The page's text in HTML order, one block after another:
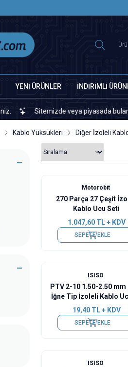
YENİ ÜRÜNLER İNDİRİMLİ
Sitemizde veya piyasada
Kablo Yüksükleri Diğer İzoleli
Motorobit
270 Parça 27 Çeşit
Kablo Ucu Seti
1.047,60TL + KDV
SEPETE EKLE
ISISO
PTV 2-10 1.50-2.50 mm
İğne Tip İzoleli Kablo
Adet
19,40TL + KDV
SEPETE EKLE
ISISO